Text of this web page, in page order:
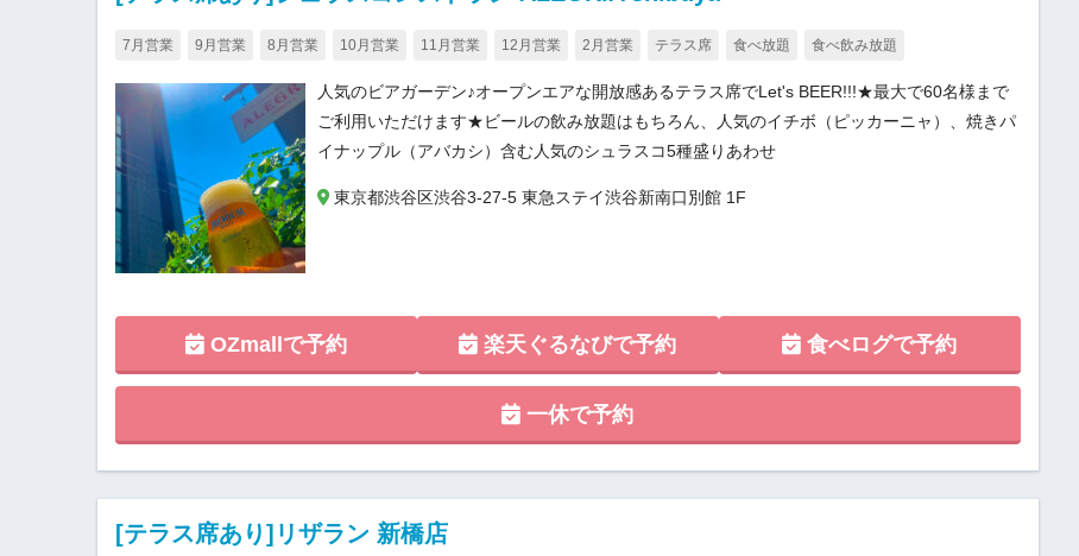
7月営業 9月営業 8月営業 10月営業 11月営業 12月営業 2月営業 テラス席 食べ放題 食べ飲み放題
人気のビアガーデン♪オープンエアな開放感あるテラス席でLet's BEER!!!★最大で60名様まで
ご利用いただけます★ビールの飲み放題はもちろん、人気のイチボ（ピッカーニャ）、焼きパ
イナップル（アバカシ）含む人気のシュラスコ5種盛りあわせ
東京都渋谷区渋谷3-27-5 東急ステイ渋谷新南口別館 1F
OZmallで予約 楽天ぐるなびで予約 食べログで予約
一休で予約
[テラス席あり]リザラン 新橋店